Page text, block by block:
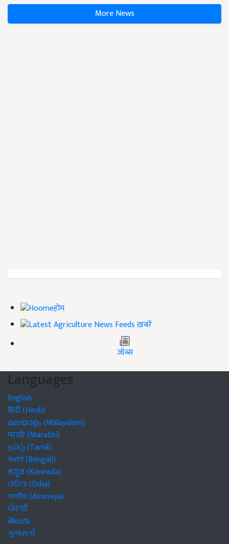
More News
होम
ख़बरें
जॉब्स
Languages
English
हिंदी (Hindi)
മലയാളം (Malayalam)
मराठी (Marathi)
தமிழ் (Tamil)
বাঙালি (Bengali)
ಕನ್ನಡ (Kannada)
ଓଡିଆ (Odia)
অসমীয়া (Asomiya)
ਪੰਜਾਬੀ
తెలుగు
ગુજરાતી